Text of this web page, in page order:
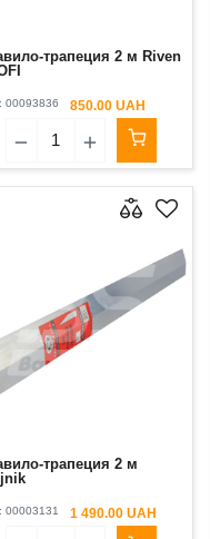
трапеция 2 м Riven
00093836 850.00 UAH
трапеция 2 м
00003131 1 490.00 UAH